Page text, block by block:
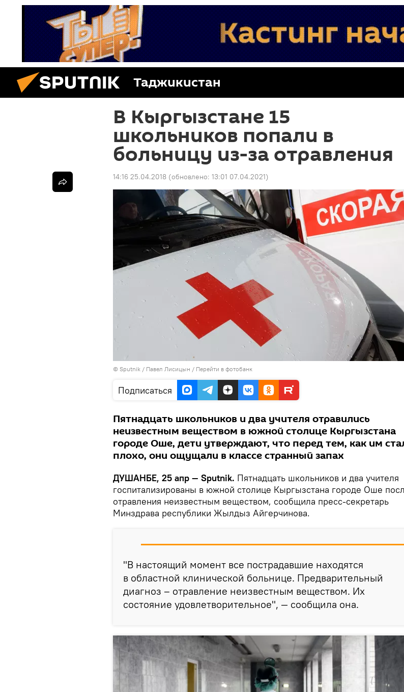
Таджикистан
В Кыргызстане 15
школьников попали в
больницу из-за отравления
14:16 25.04.2018 (обновлено: 13:01 07.04.2021)
© Sputnik / Павел Лисицын / Перейти в фотобанк
Подписаться
Пятнадцать школьников и два учителя отравились
неизвестным веществом в южной столице Кыргызстана
городе Оше, дети утверждают, что перед тем, как им
плохо, они ощущали в классе странный запах
ДУШАНБЕ, 25 апр — Sputnik. Пятнадцать школьников и два учителя
госпитализированы в южной столице Кыргызстана городе Оше
отравления неизвестным веществом, сообщила пресс-секретарь
Минздрава республики Жылдыз Айгерчинова.
"В настоящий момент все пострадавшие находятся
в областной клинической больнице. Предварительный
диагноз – отравление неизвестным веществом. Их
состояние удовлетворительное", — сообщила она.